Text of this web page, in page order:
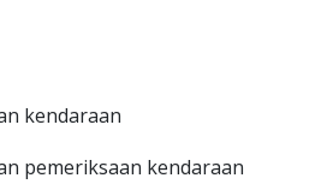
kendaraan
pemeriksaan kendaraan